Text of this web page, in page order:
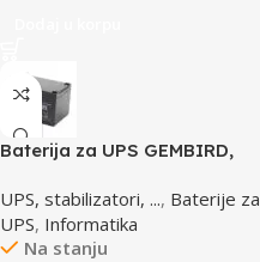
Baterija za UPS GEMBIRD,
UPS, stabilizatori, ..., Baterije za
UPS, Informatika
Na stanju